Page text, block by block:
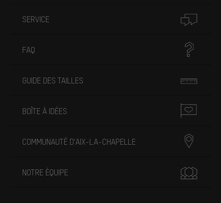
SERVICE
FAQ
GUIDE DES TAILLES
BOÎTE À IDÉES
COMMUNAUTÉ D'AIX-LA-CHAPELLE
NOTRE ÉQUIPE